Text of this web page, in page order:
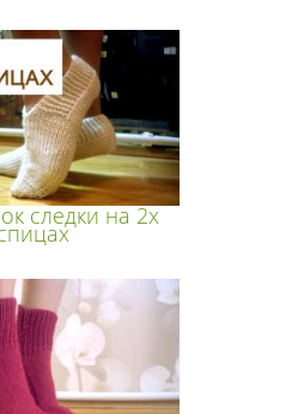
следки на 2х